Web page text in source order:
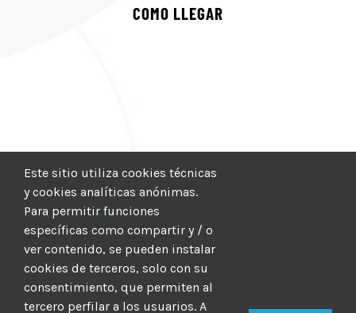
COMO LLEGAR
Este sitio utiliza cookies técnicas
y cookies analíticas anónimas.
Para permitir funciones
específicas como compartir y / o
ver contenido, se pueden instalar
cookies de terceros, solo con su
consentimiento, que permiten al
tercero perfilar a los usuarios. A